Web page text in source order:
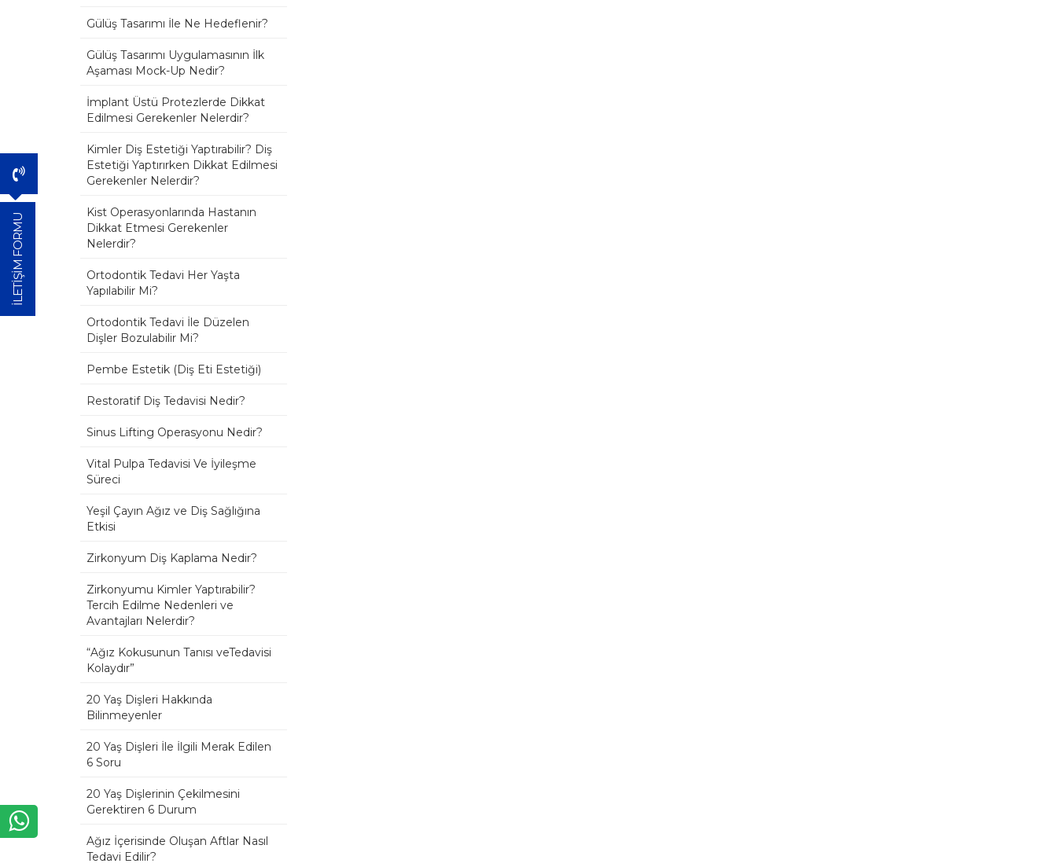
İLETİŞİM FORMU
Gülüş Tasarımı İle Ne Hedeflenir?
Gülüş Tasarımı Uygulamasının İlk
Aşaması Mock-Up Nedir?
İmplant Üstü Protezlerde Dikkat
Edilmesi Gerekenler Nelerdir?
Kimler Diş Estetiği Yaptırabilir? Diş
Estetiği Yaptırırken Dikkat Edilmesi
Gerekenler Nelerdir?
Kist Operasyonlarında Hastanın
Dikkat Etmesi Gerekenler
Nelerdir?
Ortodontik Tedavi Her Yaşta
Yapılabilir Mi?
Ortodontik Tedavi İle Düzelen
Dişler Bozulabilir Mi?
Pembe Estetik (Diş Eti Estetiği)
Restoratif Diş Tedavisi Nedir?
Sinus Lifting Operasyonu Nedir?
Vital Pulpa Tedavisi Ve İyileşme
Süreci
Yeşil Çayın Ağız ve Diş Sağlığına
Etkisi
Zirkonyum Diş Kaplama Nedir?
Zirkonyumu Kimler Yaptırabilir?
Tercih Edilme Nedenleri ve
Avantajları Nelerdir?
“Ağız Kokusunun Tanısı veTedavisi
Kolaydır”
20 Yaş Dişleri Hakkında
Bilinmeyenler
20 Yaş Dişleri İle İlgili Merak Edilen
6 Soru
20 Yaş Dişlerinin Çekilmesini
Gerektiren 6 Durum
Ağız İçerisinde Oluşan Aftlar Nasıl
Tedavi Edilir?